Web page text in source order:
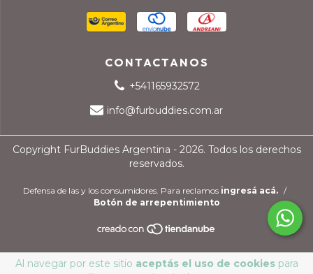
Al navegar por este sitio aceptás el uso de cookiespara
CONTACTANOS
+541165932572
info@furbuddies.com.ar
Copyright FurBuddies Argentina - 2026. Todos los derechos
reservados.
Defensa de las y los consumidores. Para reclamos ingresá acá. /
Botón de arrepentimiento